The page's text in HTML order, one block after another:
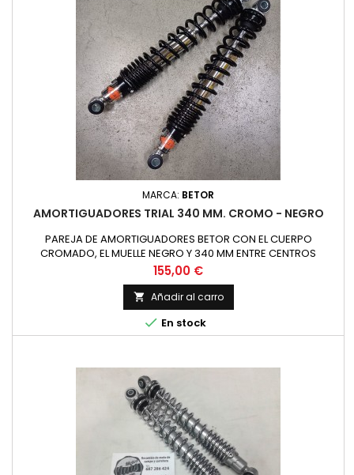
MARCA: BETOR
AMORTIGUADORES TRIAL 340 MM. CROMO - NEGRO
PAREJA DE AMORTIGUADORES BETOR CON EL CUERPO
CROMADO, EL MUELLE NEGRO Y 340 MM ENTRE CENTROS
Precio
155,00 €
 Añadir al carro
 En stock